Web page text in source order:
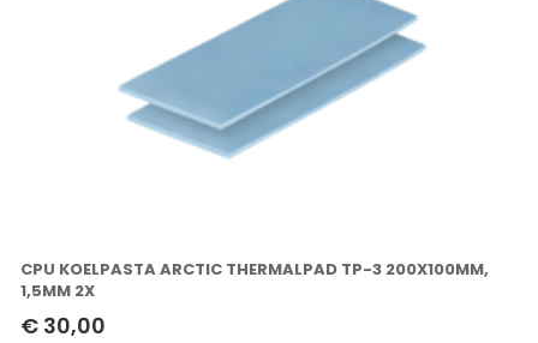
CPU KOELPASTA ARCTIC THERMALPAD TP-3 200X100MM,
1,5MM 2X
€ 30,00